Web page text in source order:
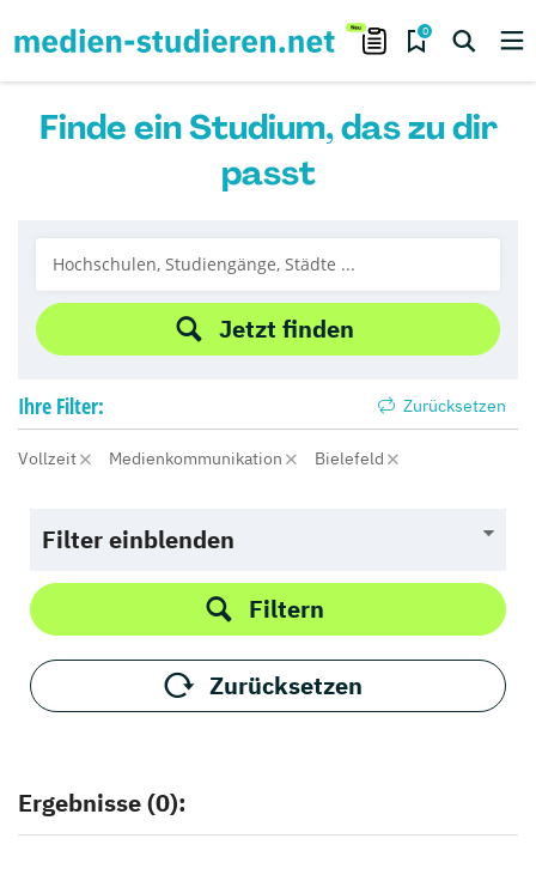
0
Finde ein Studium, das zu dir
passt
Jetzt finden
Ihre Filter: Zurücksetzen
Vollzeit Medienkommunikation Bielefeld
Filter einblenden
Filtern
Zurücksetzen
Ergebnisse (0):